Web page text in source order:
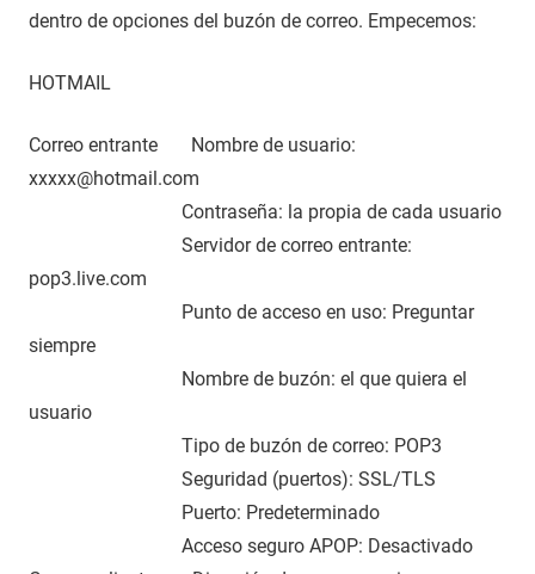
dentro de opciones del buzón de correo. Empecemos:
HOTMAIL
Correo entrante Nombre de usuario:
xxxxx@hotmail.com
Contraseña: la propia de cada usuario
Servidor de correo entrante:
pop3.live.com
Punto de acceso en uso: Preguntar
siempre
Nombre de buzón: el que quiera el
usuario
Tipo de buzón de correo: POP3
Seguridad (puertos): SSL/TLS
Puerto: Predeterminado
Acceso seguro APOP: Desactivado